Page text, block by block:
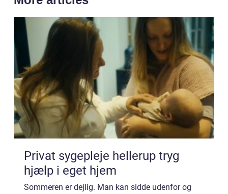
Privat sygepleje hellerup tryg
hjælp i eget hjem
Sommeren er dejlig. Man kan sidde udenfor og